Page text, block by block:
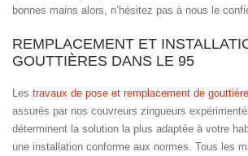
bonnes mains alors, n’hésitez pas à nous le
REMPLACEMENT ET
GOUTTIÈRES DANS LE 95
Les travaux de pose et remplacement de
assurés par nos couvreurs zingueurs
déterminent la solution la plus adaptée à votre
une installation conforme aux normes. Tous les